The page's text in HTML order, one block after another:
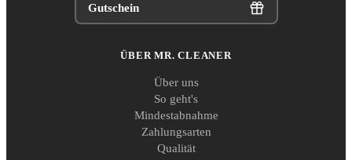
Gutschein
ÜBER MR. CLEANER
Über uns
So geht's
Mindestabnahme
Zahlungsarten
Qualität